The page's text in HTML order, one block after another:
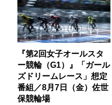
『第2回女子オールスタ
ー競輪（G1）』「ガール
ズドリームレース」想定
番組／8月7日（金）佐世
保競輪場